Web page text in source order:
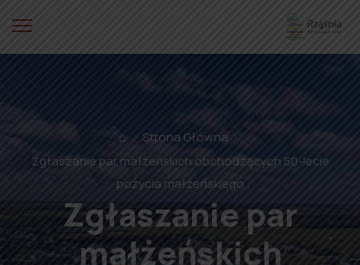
⌂
Strona Główna
Zgłaszanie par małżeńskich obchodzących 50-lecie
pożycia małżeńskiego
Zgłaszanie par
małżeńskich